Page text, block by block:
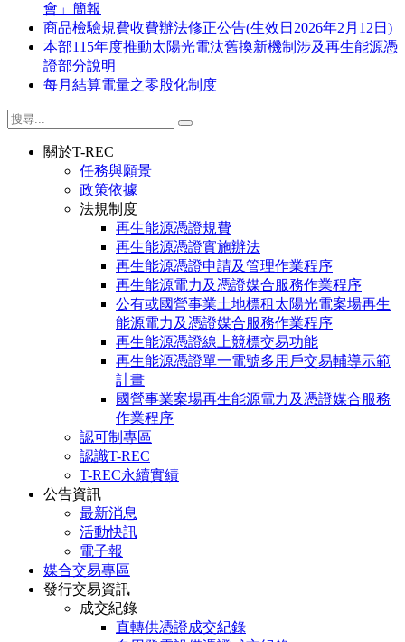
會」簡報
商品檢驗規費收費辦法修正公告(生效日2026年2月12日)
本部115年度推動太陽光電汰舊換新機制涉及再生能源憑
證部分說明
每月結算電量之零股化制度
關於T-REC
任務與願景
政策依據
法規制度
再生能源憑證規費
再生能源憑證實施辦法
再生能源憑證申請及管理作業程序
再生能源電力及憑證媒合服務作業程序
公有或國營事業土地標租太陽光電案場再生
能源電力及憑證媒合服務作業程序
再生能源憑證線上競標交易功能
再生能源憑證單一電號多用戶交易輔導示範
計畫
國營事業案場再生能源電力及憑證媒合服務
作業程序
認可制專區
認識T-REC
T-REC永續實績
公告資訊
最新消息
活動快訊
電子報
媒合交易專區
發行交易資訊
成交紀錄
直轉供憑證成交紀錄